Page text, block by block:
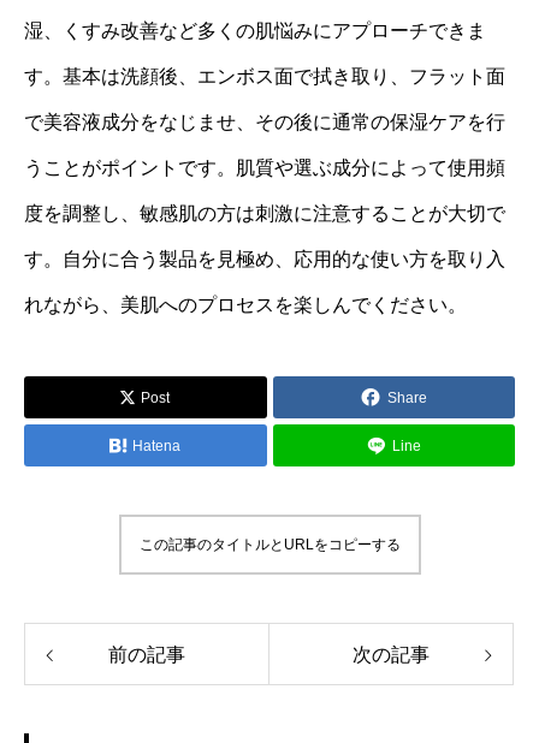
湿、くすみ改善など多くの肌悩みにアプローチできま
す。基本は洗顔後、エンボス面で拭き取り、フラット面
で美容液成分をなじませ、その後に通常の保湿ケアを行
うことがポイントです。肌質や選ぶ成分によって使用頻
度を調整し、敏感肌の方は刺激に注意することが大切で
す。自分に合う製品を見極め、応用的な使い方を取り入
れながら、美肌へのプロセスを楽しんでください。
Post Share
Hatena Line
この記事のタイトルとURLをコピーする
前の記事 次の記事